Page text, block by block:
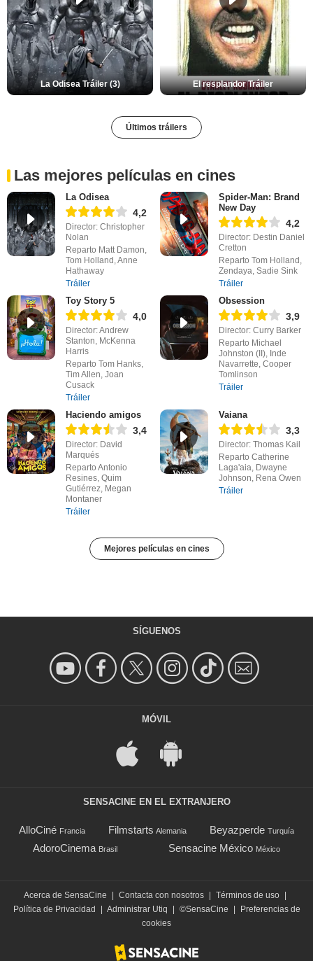
La Odisea Tráiler (3) El resplandor Tráiler
Últimos tráilers
Las mejores películas en cines
La Odisea
4,2
Director: Christopher
Nolan
Reparto Matt Damon,
Tom Holland, Anne
Hathaway
Tráiler
Spider-Man: Brand
New Day
4,2
Director: Destin Daniel
Cretton
Reparto Tom Holland,
Zendaya, Sadie Sink
Tráiler
Toy Story 5
4,0
Director: Andrew
Stanton, McKenna
Harris
Reparto Tom Hanks,
Tim Allen, Joan
Cusack
Tráiler
Obsession
3,9
Director: Curry Barker
Reparto Michael
Johnston (II), Inde
Navarrette, Cooper
Tomlinson
Tráiler
Haciendo amigos
3,4
Director: David
Marqués
Reparto Antonio
Resines, Quim
Gutiérrez, Megan
Montaner
Tráiler
Vaiana
3,3
Director: Thomas Kail
Reparto Catherine
Laga'aia, Dwayne
Johnson, Rena Owen
Tráiler
Mejores películas en cines
SÍGUENOS
MÓVIL
SENSACINE EN EL EXTRANJERO
AlloCiné Francia Filmstarts Alemania Beyazperde Turquía
AdoroCinema Brasil Sensacine México México
Acerca de SensaCine | Contacta con nosotros | Términos de uso |
Política de Privacidad
| Administrar Utiq | ©SensaCine |
Preferencias de
cookies